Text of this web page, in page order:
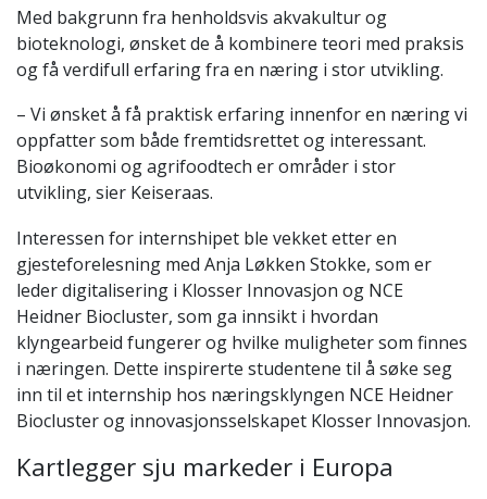
Med bakgrunn fra henholdsvis akvakultur og
bioteknologi, ønsket de å kombinere teori med praksis
og få verdifull erfaring fra en næring i stor utvikling.
– Vi ønsket å få praktisk erfaring innenfor en næring vi
oppfatter som både fremtidsrettet og interessant.
Bioøkonomi og agrifoodtech er områder i stor
utvikling, sier Keiseraas.
Interessen for internshipet ble vekket etter en
gjesteforelesning med Anja Løkken Stokke, som er
leder digitalisering i Klosser Innovasjon og NCE
Heidner Biocluster, som ga innsikt i hvordan
klyngearbeid fungerer og hvilke muligheter som finnes
i næringen. Dette inspirerte studentene til å søke seg
inn til et internship hos næringsklyngen NCE Heidner
Biocluster og innovasjonsselskapet Klosser Innovasjon.
Kartlegger sju markeder i Europa